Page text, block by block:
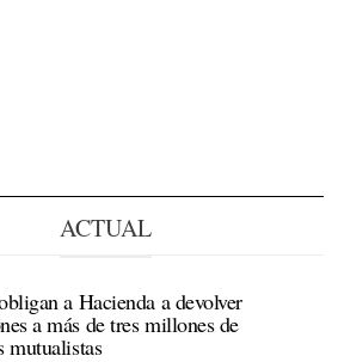
ACTUAL
a Hacienda a devolver
a más de tres millones de
mutualistas